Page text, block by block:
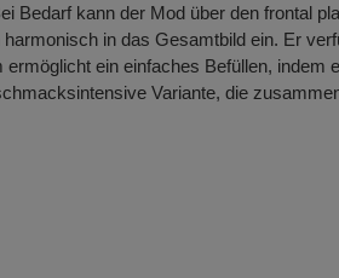
Bedarf kann der Mod über den frontal
in das Gesamtbild ein. Er
ein einfaches Befüllen, indem
Variante, die